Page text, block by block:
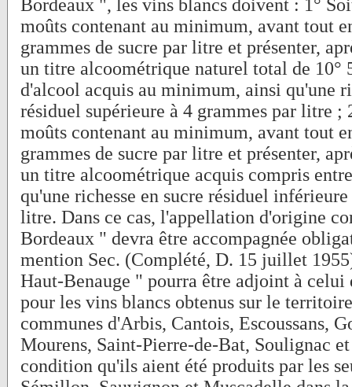
Bordeaux ", les vins blancs doivent : 1°
moûts contenant au minimum, avant tout
grammes de sucre par litre et présenter,
un titre alcoométrique naturel total de 10°
d'alcool acquis au minimum, ainsi qu'une
résiduel supérieure à 4 grammes par litre ;
moûts contenant au minimum, avant tout
grammes de sucre par litre et présenter,
un titre alcoométrique acquis compris
qu'une richesse en sucre résiduel
litre. Dans ce cas, l'appellation d'origine
Bordeaux " devra être accompagnée
mention Sec. (Complété, D. 15 juillet
Haut-Benauge " pourra être adjoint à
pour les vins blancs obtenus sur le
communes d'Arbis, Cantois, Escoussans,
Mourens, Saint-Pierre-de-Bat, Soulignac
condition qu'ils aient été produits par les